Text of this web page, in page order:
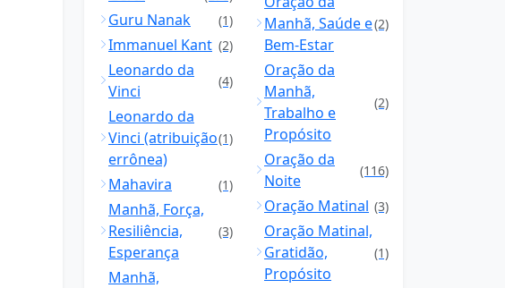
Guru Nanak (1)
Immanuel Kant (2)
Leonardo da
Vinci
(4)
Leonardo da
Vinci (atribuição
errônea)
(1)
Mahavira (1)
Manhã, Força,
Resiliência,
Esperança
(3)
Manhã,
Manhã, Saúde e
Bem-Estar
(2)
Oração da
Manhã,
Trabalho e
Propósito
(2)
Oração da
Noite
(116)
Oração Matinal (3)
Oração Matinal,
Gratidão,
Propósito
(1)